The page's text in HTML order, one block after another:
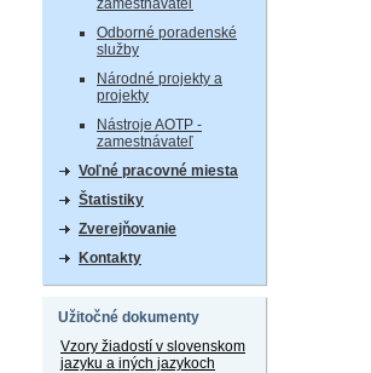
zamestnávateľ
Odborné poradenské
služby
Národné projekty a
projekty
Nástroje AOTP -
zamestnávateľ
Voľné pracovné miesta
Štatistiky
Zverejňovanie
Kontakty
Užitočné dokumenty
Vzory žiadostí v slovenskom
jazyku a iných jazykoch